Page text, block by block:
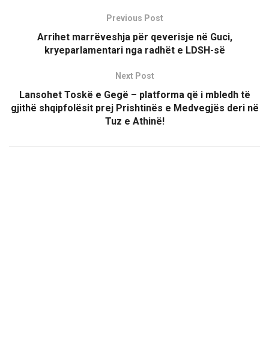
Previous Post
Arrihet marrëveshja për qeverisje në Guci,
kryeparlamentari nga radhët e LDSH-së
Next Post
Lansohet Toskë e Gegë – platforma që i mbledh të
gjithë shqipfolësit prej Prishtinës e Medvegjës deri në
Tuz e Athinë!